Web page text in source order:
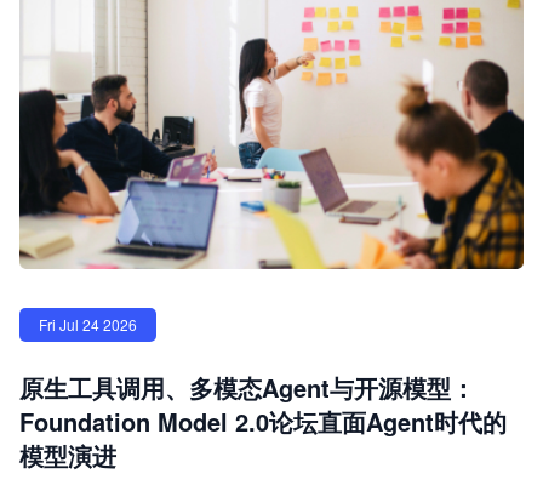
Fri Jul 24 2026
原生工具调用、多模态Agent与开源模型：
Foundation Model 2.0论坛直面Agent时代的
模型演进